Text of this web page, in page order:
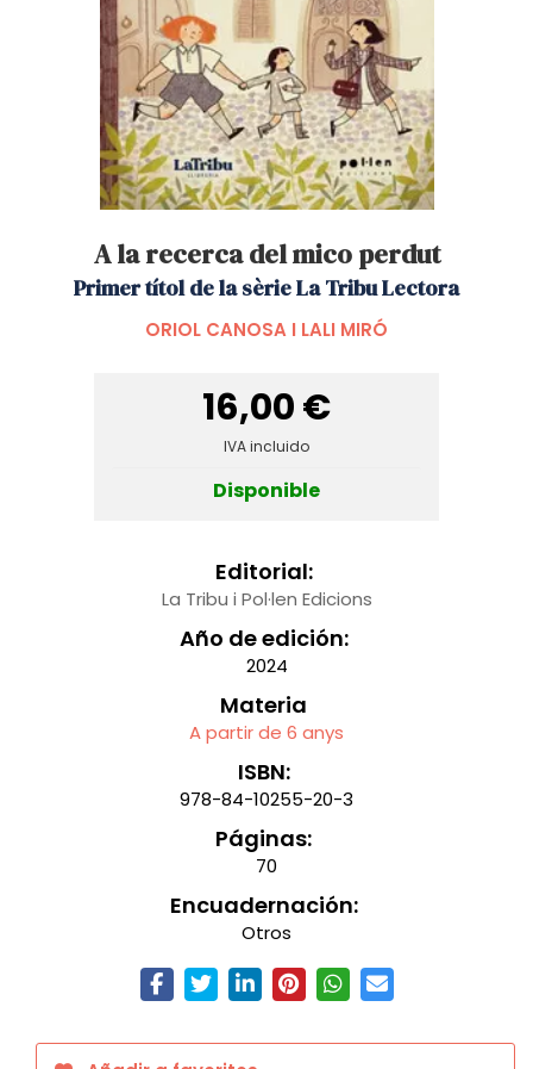
A la recerca del mico perdut
Primer títol de la sèrie La Tribu Lectora
ORIOL CANOSA I LALI MIRÓ
16,00 €
IVA incluido
Disponible
Editorial:
La Tribu i Pol·len Edicions
Año de edición:
2024
Materia
A partir de 6 anys
ISBN:
978-84-10255-20-3
Páginas:
70
Encuadernación:
Otros